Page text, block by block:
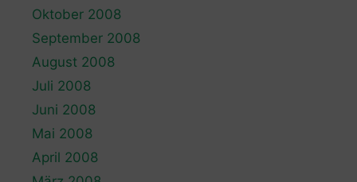
Oktober 2008
September 2008
August 2008
Juli 2008
Juni 2008
Mai 2008
April 2008